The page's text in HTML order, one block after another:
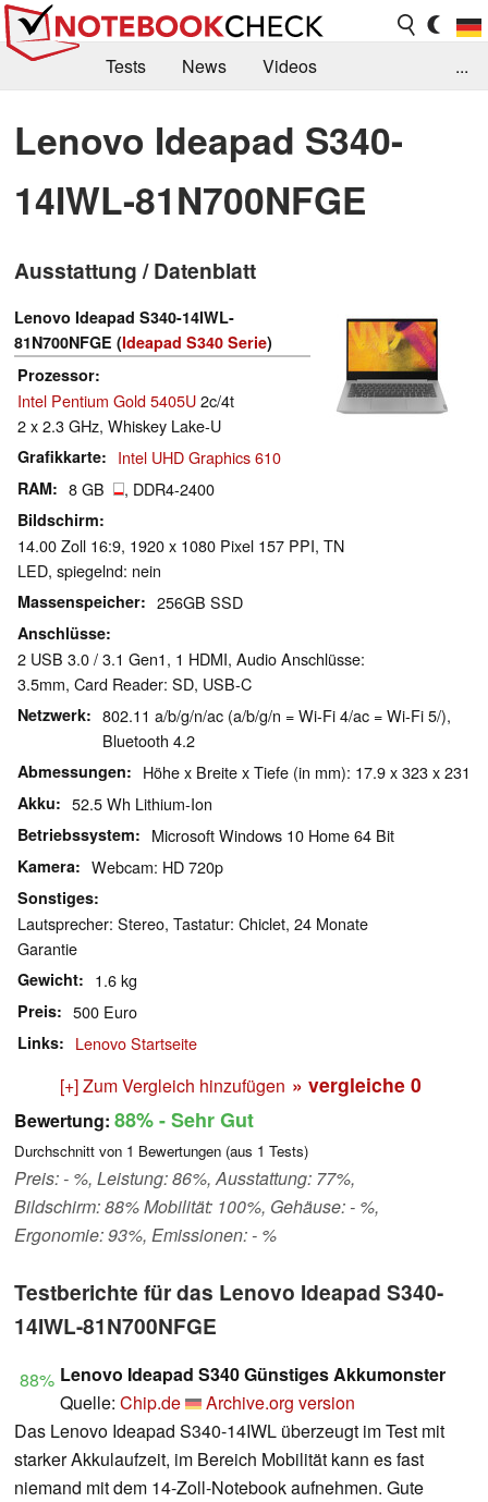
Tests News
Videos
Kaufberatung
Deals Suche
Jobs
Forum
...
Lenovo Ideapad S340-
14IWL-81N700NFGE
Ausstattung / Datenblatt
Lenovo Ideapad S340-14IWL-
81N700NFGE (Ideapad S340 Serie)
Prozessor
Intel Pentium Gold 5405U2c/4t
2 x 2.3 GHz, Whiskey Lake-U
Grafikkarte Intel UHD Graphics 610
RAM 8 GB , DDR4-2400
Bildschirm
14.00 Zoll 16:9, 1920 x 1080 Pixel 157 PPI, TN
LED, spiegelnd: nein
Massenspeicher 256GB SSD
Anschlüsse
2 USB 3.0 / 3.1 Gen1, 1 HDMI, Audio Anschlüsse:
3.5mm, Card Reader: SD, USB-C
Netzwerk
802.11 a/b/g/n/ac (a/b/g/n = Wi-Fi 4/ac = Wi-Fi 5/),
Bluetooth 4.2
Abmessungen Höhe x Breite x Tiefe (in mm): 17.9 x 323 x 231
Akku 52.5 Wh Lithium-Ion
Betriebssystem Microsoft Windows 10 Home 64 Bit
Kamera Webcam: HD 720p
Sonstiges
Lautsprecher: Stereo, Tastatur: Chiclet, 24 Monate
Garantie
Gewicht 1.6 kg
Preis 500 Euro
Links Lenovo Startseite
[+] Zum Vergleich hinzufügen » vergleiche 0
Bewertung: 88%- Sehr Gut
Durchschnitt von 1 Bewertungen (aus 1 Tests)
Preis: - %, Leistung: 86%, Ausstattung: 77%,
Bildschirm: 88% Mobilität: 100%, Gehäuse: - %,
Ergonomie: 93%, Emissionen: - %
Testberichte für das Lenovo Ideapad S340-
14IWL-81N700NFGE
88% Lenovo Ideapad S340 Günstiges Akkumonster
Quelle: Chip.de
Archive.org version
Das Lenovo Ideapad S340-14IWL überzeugt im Test mit
starker Akkulaufzeit, im Bereich Mobilität kann es fast
niemand mit dem 14-Zoll-Notebook aufnehmen. Gute